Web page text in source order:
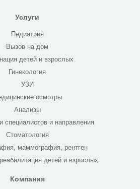
Услуги
Педиатрия
Вызов на дом
детей и взрослых
Гинекология
УЗИ
осмотры
Анализы
специалистов и направления
Стоматология
маммография, рентген
детей и взрослых
Компания